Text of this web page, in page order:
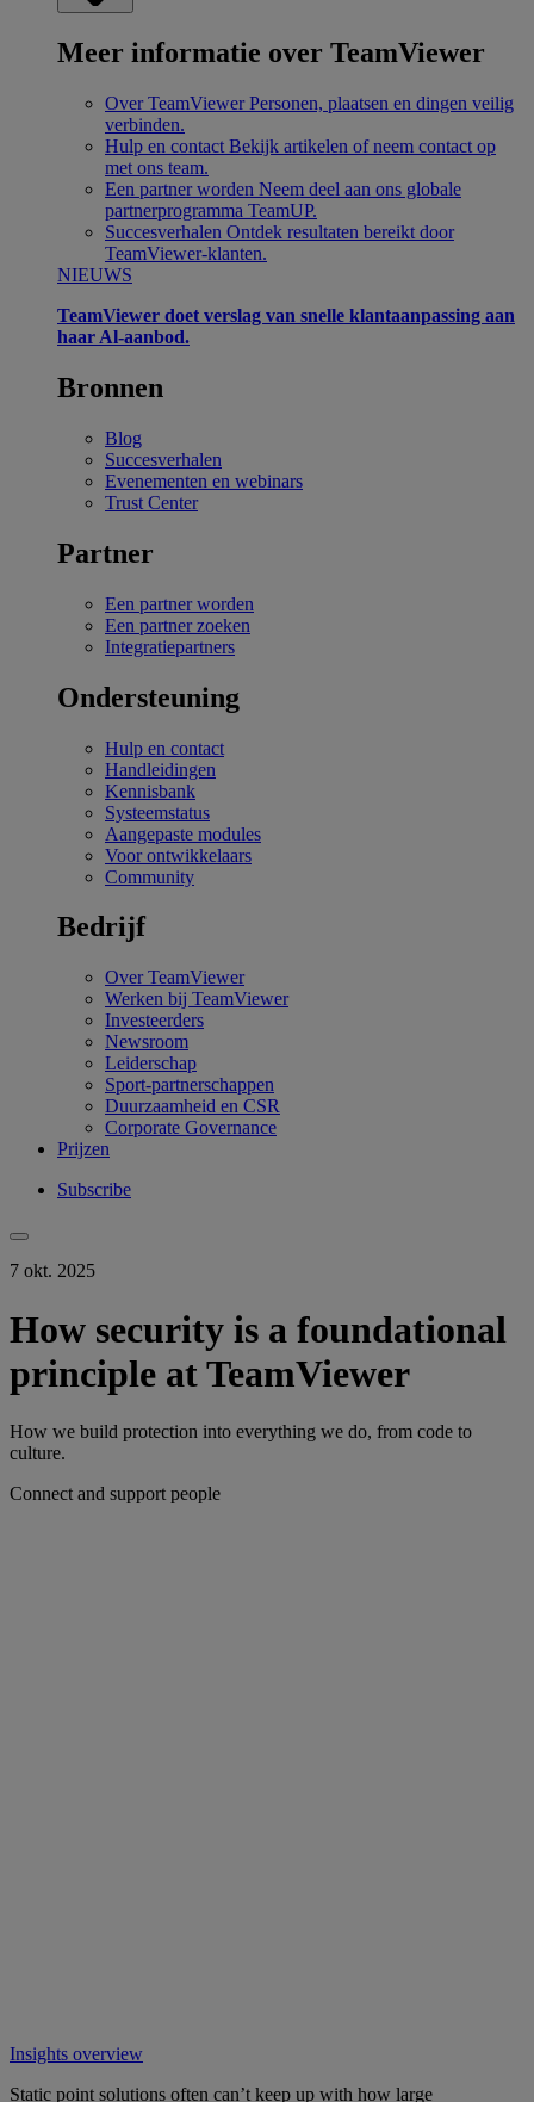
Meer informatie over TeamViewer
Over TeamViewer Personen, plaatsen en dingen veilig
verbinden.
Hulp en contact Bekijk artikelen of neem contact op
met ons team.
Een partner worden Neem deel aan ons globale
partnerprogramma TeamUP.
Succesverhalen Ontdek resultaten bereikt door
TeamViewer-klanten.
NIEUWS
TeamViewer doet verslag van snelle klantaanpassing aan
haar Al-aanbod.
Bronnen
Blog
Succesverhalen
Evenementen en webinars
Trust Center
Partner
Een partner worden
Een partner zoeken
Integratiepartners
Ondersteuning
Hulp en contact
Handleidingen
Kennisbank
Systeemstatus
Aangepaste modules
Voor ontwikkelaars
Community
Bedrijf
Over TeamViewer
Werken bij TeamViewer
Investeerders
Newsroom
Leiderschap
Sport-partnerschappen
Duurzaamheid en CSR
Corporate Governance
Prijzen
Subscribe
7 okt. 2025
How security is a foundational
principle at TeamViewer
How we build protection into everything we do, from code to
culture.
Connect and support people
Insights overview
Static point solutions often can’t keep up with how large